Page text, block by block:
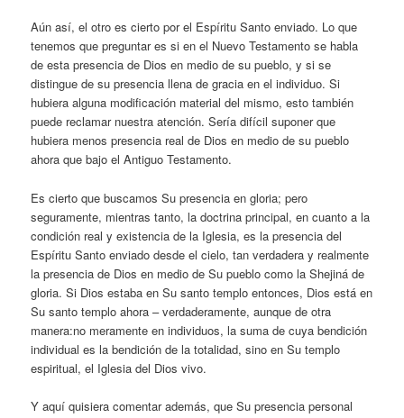
Aún así, el otro es cierto por el Espíritu Santo enviado. Lo que
tenemos que preguntar es si en el Nuevo Testamento se habla
de esta presencia de Dios en medio de su pueblo, y si se
distingue de su presencia llena de gracia en el individuo. Si
hubiera alguna modificación material del mismo, esto también
puede reclamar nuestra atención. Sería difícil suponer que
hubiera menos presencia real de Dios en medio de su pueblo
ahora que bajo el Antiguo Testamento.
Es cierto que buscamos Su presencia en gloria; pero
seguramente, mientras tanto, la doctrina principal, en cuanto a la
condición real y existencia de la Iglesia, es la presencia del
Espíritu Santo enviado desde el cielo, tan verdadera y realmente
la presencia de Dios en medio de Su pueblo como la Shejiná de
gloria. Si Dios estaba en Su santo templo entonces, Dios está en
Su santo templo ahora – verdaderamente, aunque de otra
manera:no meramente en individuos, la suma de cuya bendición
individual es la bendición de la totalidad, sino en Su templo
espiritual, el Iglesia del Dios vivo.
Y aquí quisiera comentar además, que Su presencia personal